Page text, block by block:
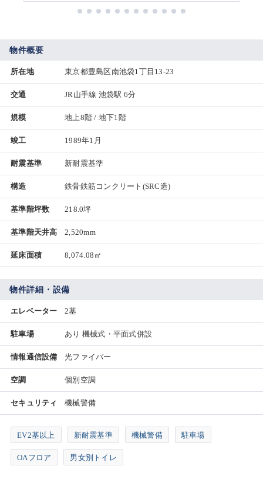
物件概要
所在地 東京都豊島区南池袋1丁目13-23
交通 JR山手線 池袋駅 6分
規模 地上8階 / 地下1階
竣工 1989年1月
耐震基準 新耐震基準
構造 鉄骨鉄筋コンクリート(SRC造)
基準階坪数 218.0坪
基準階天井高 2,520mm
延床面積 8,074.08㎡
物件詳細・設備
エレベーター 2基
駐車場 あり 機械式・平面式併設
情報通信設備 光ファイバー
空調 個別空調
セキュリティ 機械警備
EV2基以上 新耐震基準 機械警備 駐車場
OAフロア 男女別トイレ